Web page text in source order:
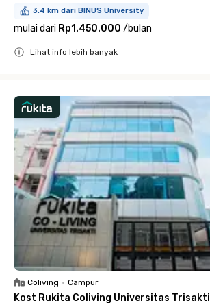
3.4 km dari BINUS University
mulai dari Rp1.450.000 /bulan
Lihat info lebih banyak
Coliving • Campur
Kost Rukita Coliving Universitas Trisakti